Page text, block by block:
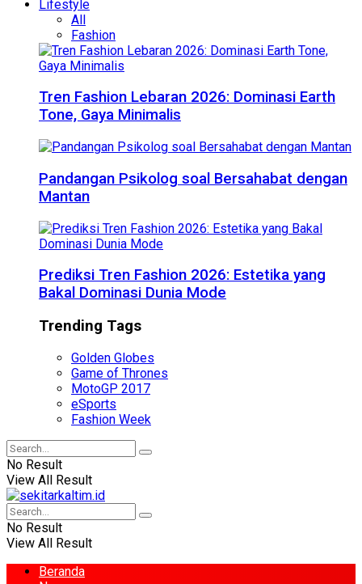
Lifestyle
All
Fashion
Tren Fashion Lebaran 2026: Dominasi Earth
Tone, Gaya Minimalis
Pandangan Psikolog soal Bersahabat dengan
Mantan
Prediksi Tren Fashion 2026: Estetika yang
Bakal Dominasi Dunia Mode
Trending Tags
Golden Globes
Game of Thrones
MotoGP 2017
eSports
Fashion Week
No Result
View All Result
No Result
View All Result
Beranda